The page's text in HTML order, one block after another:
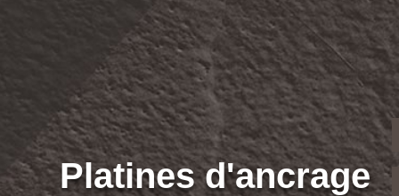
Platines d'ancrage